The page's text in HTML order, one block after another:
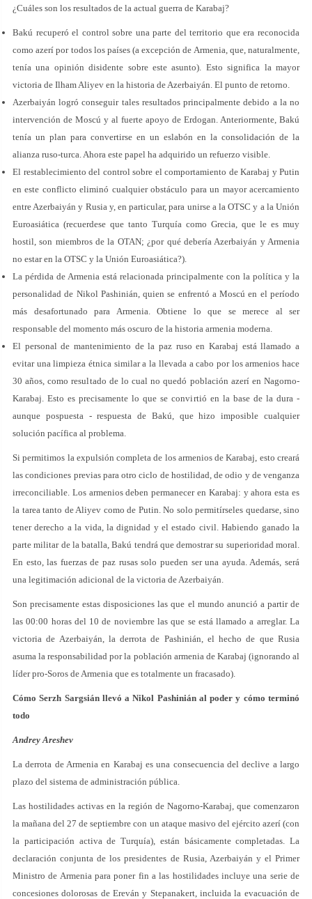
¿Cuáles son los resultados de la actual guerra de Karabaj?
Bakú recuperó el control sobre una parte del territorio que era reconocida
como azerí por todos los países (a excepción de Armenia, que, naturalmente,
tenía una opinión disidente sobre este asunto). Esto significa la mayor
victoria de Ilham Aliyev en la historia de Azerbaiyán. El punto de retorno.
Azerbaiyán logró conseguir tales resultados principalmente debido a la no
intervención de Moscú y al fuerte apoyo de Erdogan. Anteriormente, Bakú
tenía un plan para convertirse en un eslabón en la consolidación de la
alianza ruso-turca. Ahora este papel ha adquirido un refuerzo visible.
El restablecimiento del control sobre el comportamiento de Karabaj y Putin
en este conflicto eliminó cualquier obstáculo para un mayor acercamiento
entre Azerbaiyán y Rusia y, en particular, para unirse a la OTSC y a la Unión
Euroasiática (recuerdese que tanto Turquía como Grecia, que le es muy
hostil, son miembros de la OTAN; ¿por qué debería Azerbaiyán y Armenia
no estar en la OTSC y la Unión Euroasiática?).
La pérdida de Armenia está relacionada principalmente con la política y la
personalidad de Nikol Pashinián, quien se enfrentó a Moscú en el período
más desafortunado para Armenia. Obtiene lo que se merece al ser
responsable del momento más oscuro de la historia armenia moderna.
El personal de mantenimiento de la paz ruso en Karabaj está llamado a
evitar una limpieza étnica similar a la llevada a cabo por los armenios hace
30 años, como resultado de lo cual no quedó población azerí en Nagorno-
Karabaj. Esto es precisamente lo que se convirtió en la base de la dura -
aunque pospuesta - respuesta de Bakú, que hizo imposible cualquier
solución pacífica al problema.
Si permitimos la expulsión completa de los armenios de Karabaj, esto creará
las condiciones previas para otro ciclo de hostilidad, de odio y de venganza
irreconciliable. Los armenios deben permanecer en Karabaj: y ahora esta es
la tarea tanto de Aliyev como de Putin. No solo permitírseles quedarse, sino
tener derecho a la vida, la dignidad y el estado civil. Habiendo ganado la
parte militar de la batalla, Bakú tendrá que demostrar su superioridad moral.
En esto, las fuerzas de paz rusas solo pueden ser una ayuda. Además, será
una legitimación adicional de la victoria de Azerbaiyán.
Son precisamente estas disposiciones las que el mundo anunció a partir de
las 00:00 horas del 10 de noviembre las que se está llamado a arreglar. La
victoria de Azerbaiyán, la derrota de Pashinián, el hecho de que Rusia
asuma la responsabilidad por la población armenia de Karabaj (ignorando al
líder pro-Soros de Armenia que es totalmente un fracasado).
Cómo Serzh Sargsián llevó a Nikol Pashinián al poder y cómo terminó
todo
Andrey Areshev
La derrota de Armenia en Karabaj es una consecuencia del declive a largo
plazo del sistema de administración pública.
Las hostilidades activas en la región de Nagorno-Karabaj, que comenzaron
la mañana del 27 de septiembre con un ataque masivo del ejército azerí (con
la participación activa de Turquía), están básicamente completadas. La
declaración conjunta de los presidentes de Rusia, Azerbaiyán y el Primer
Ministro de Armenia para poner fin a las hostilidades incluye una serie de
concesiones dolorosas de Ereván y Stepanakert, incluida la evacuación de